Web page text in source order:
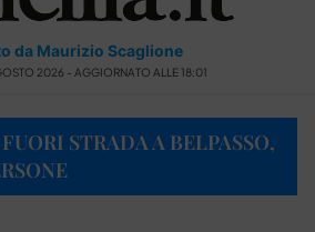
da Maurizio Scaglione
2026 - AGGIORNATO ALLE 18:01
STRADA A BELPASSO,